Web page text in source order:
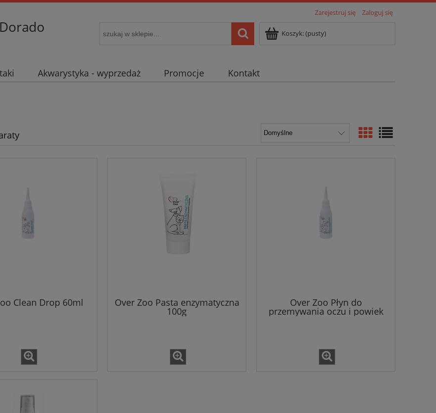
Zarejestruj się Zaloguj się
Koszyk:(pusty)
Akwarystyka - wyprzedaż Promocje Kontakt
Clean Drop 60ml Over Zoo Pasta enzymatyczna
100g
Over Zoo Płyn do
przemywania oczu i powiek